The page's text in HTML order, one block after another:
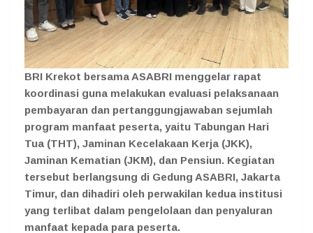
BRI Krekot bersama ASABRI menggelar rapat
koordinasi guna melakukan evaluasi pelaksanaan
pembayaran dan pertanggungjawaban sejumlah
program manfaat peserta, yaitu Tabungan Hari
Tua (THT), Jaminan Kecelakaan Kerja (JKK),
Jaminan Kematian (JKM), dan Pensiun. Kegiatan
tersebut berlangsung di Gedung ASABRI, Jakarta
Timur, dan dihadiri oleh perwakilan kedua institusi
yang terlibat dalam pengelolaan dan penyaluran
manfaat kepada para peserta.